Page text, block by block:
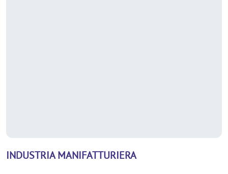
INDUSTRIA MANIFATTURIERA